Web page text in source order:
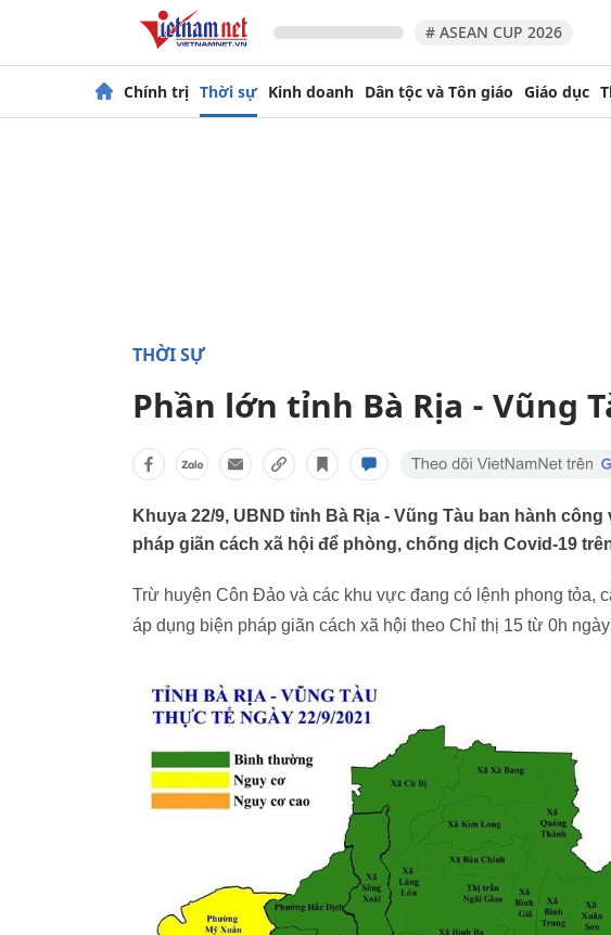
# ASEAN CUP 2026
Chính trị Thời sự Kinh doanh Dân tộc và Tôn giáo Giáo dục
THỜI SỰ
Phần lớn tỉnh Bà Rịa - Vũng
Khuya 22/9, UBND tỉnh Bà Rịa - Vũng Tàu ban hành
pháp giãn cách xã hội để phòng, chống dịch Covid-19
Trừ huyện Côn Đảo và các khu vực đang có lệnh phong tỏa,
áp dụng biện pháp giãn cách xã hội theo Chỉ thị 15 từ 0h